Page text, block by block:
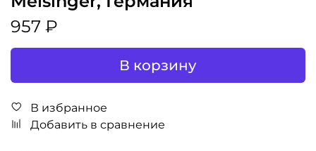
957 ₽
В корзину
В избранное
Добавить в сравнение